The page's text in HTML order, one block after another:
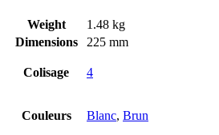
Weight
1.48 kg
Dimensions
225 mm
Colisage 4
Couleurs Blanc, Brun